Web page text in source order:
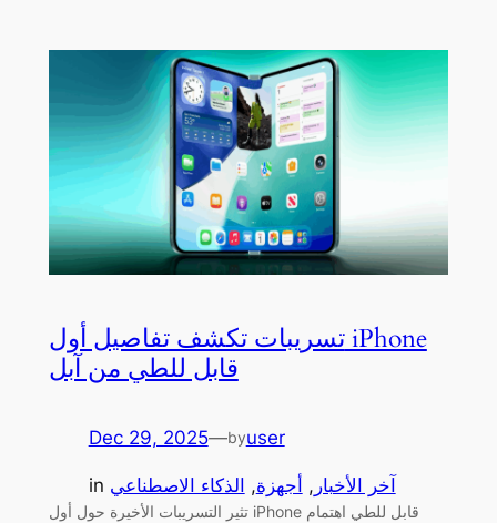
تسريبات تكشف تفاصيل أول iPhone
قابل للطي من آبل
Dec 29, 2025—byuser
in آخر الأخبار , أجهزة, الذكاء الاصطناعي
تثير التسريبات الأخيرة حول أول iPhone قابل للطي اهتمام